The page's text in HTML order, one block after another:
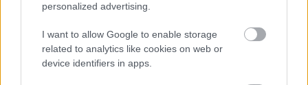
personalized advertising.
I want to allow Google to enable storage
related to analytics like cookies on web or
device identifiers in apps.